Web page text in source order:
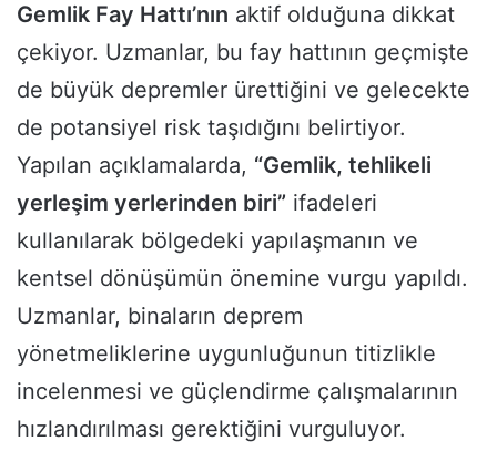
Gemlik Fay Hattı’nın aktif olduğuna dikkat
çekiyor. Uzmanlar, bu fay hattının geçmişte
de büyük depremler ürettiğini ve gelecekte
de potansiyel risk taşıdığını belirtiyor.
Yapılan açıklamalarda, “Gemlik, tehlikeli
yerleşim yerlerinden biri” ifadeleri
kullanılarak bölgedeki yapılaşmanın ve
kentsel dönüşümün önemine vurgu yapıldı.
Uzmanlar, binaların deprem
yönetmeliklerine uygunluğunun titizlikle
incelenmesi ve güçlendirme çalışmalarının
hızlandırılması gerektiğini vurguluyor.